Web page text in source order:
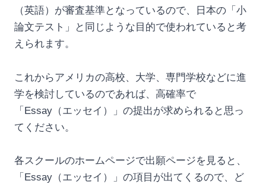
（英語）が審査基準となっているので、日本の「小
論文テスト」と同じような目的で使われていると考
えられます。
これからアメリカの高校、大学、専門学校などに進
学を検討しているのであれば、高確率で
「Essay（エッセイ）」の提出が求められると思っ
てください。
各スクールのホームページで出願ページを見ると、
「Essay（エッセイ）」の項目が出てくるので、ど